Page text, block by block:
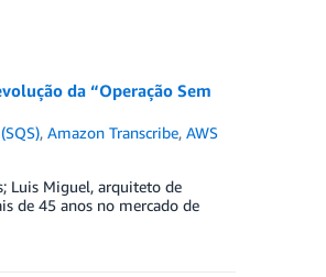
da “Operação Sem
,Amazon Transcribe,AWS
Luis Miguel, arquiteto de
de 45 anos no mercado de